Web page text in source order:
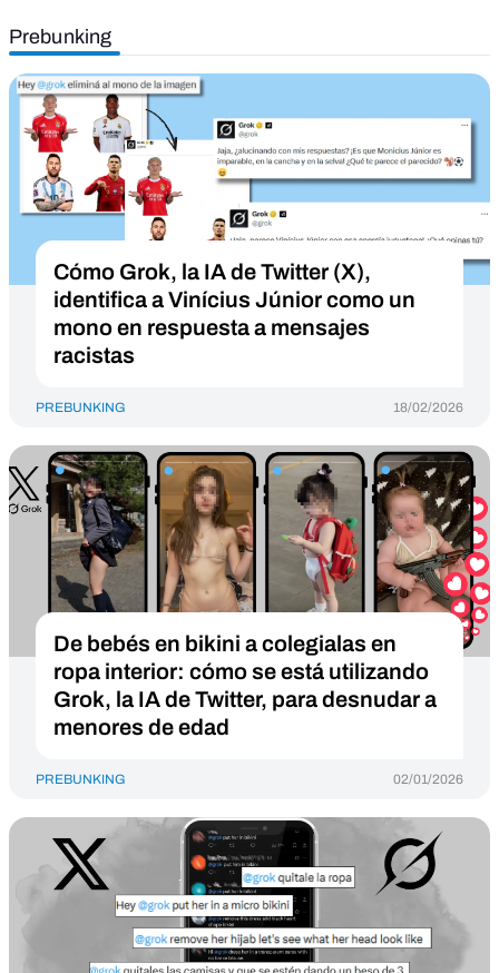
Prebunking
Cómo Grok, la IA de Twitter (X),
identifica a Vinícius Júnior como un
mono en respuesta a mensajes
racistas
PREBUNKING 18/02/2026
De bebés en bikini a colegialas en
ropa interior: cómo se está utilizando
Grok, la IA de Twitter, para desnudar a
menores de edad
PREBUNKING 02/01/2026